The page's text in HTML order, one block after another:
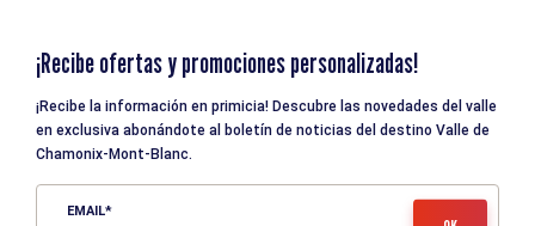
¡Recibe ofertas y promociones personalizadas!
¡Recibe la información en primicia! Descubre las novedades del valle
en exclusiva abonándote al boletín de noticias del destino Valle de
Chamonix-Mont-Blanc.
EMAIL